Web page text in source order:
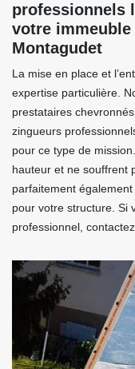
professionnels
votre
Montagudet
La mise en place et
expertise particulière.
prestataires
zingueurs
pour ce type de
hauteur et ne souffrent
parfaitement
pour votre structure. Si
professionnel,